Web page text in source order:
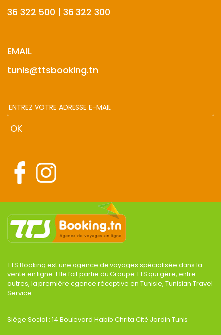
36 322 500 | 36 322 300
EMAIL
tunis@ttsbooking.tn
TTS Booking est une agence de voyages spécialisée dans la
vente en ligne. Elle fait partie du Groupe TTS qui gère, entre
autres, la première agence réceptive en Tunisie, Tunisian Travel
Service.
Siège Social : 14 Boulevard Habib Chrita Cité Jardin Tunis